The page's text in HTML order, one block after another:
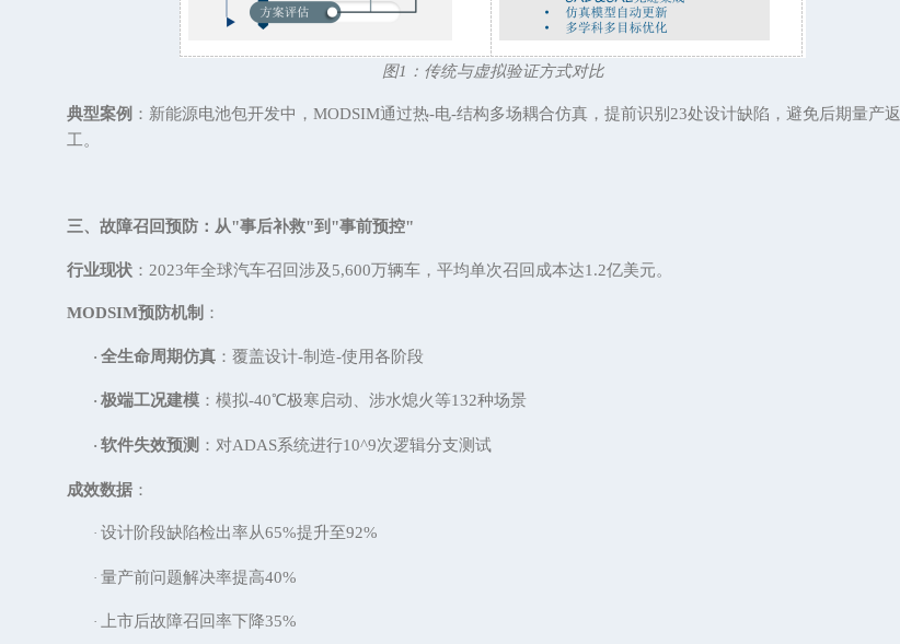
图1 ：传统与虚拟验证方式对比
典型案例 ：新能源电池包开发中， MODSIM通过热-电-结构多场耦合仿真，提前识别23处设计缺陷，避免后期量产返
工。
三、故障召回预防：从"事后补救"到"事前预控"
行业现状： 2023年全球汽车召回涉及5,600万辆车，平均单次召回成本达1.2亿美元。
MODSIM预防机制 ：
· 全生命周期仿真：覆盖设计-制造-使用各阶段
· 极端工况建模：模拟-40℃极寒启动、涉水熄火等132种场景
· 软件失效预测 ：对ADAS系统进行10^9次逻辑分支测试
成效数据：
· 设计阶段缺陷检出率从65%提升至92%
· 量产前问题解决率提高40%
· 上市后故障召回率下降35%